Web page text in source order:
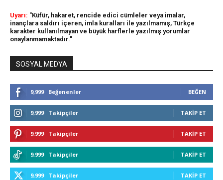
Uyarı: "Küfür, hakaret, rencide edici cümleler veya imalar,
inançlara saldırı içeren, imla kuralları ile yazılmamış, Türkçe
karakter kullanılmayan ve büyük harflerle yazılmış yorumlar
onaylanmamaktadır."
SOSYAL MEDYA
9,999 Beğenenler BEĞEN
9,999 Takipçiler TAKIP ET
9,999 Takipçiler TAKIP ET
9,999 Takipçiler TAKIP ET
9,999 Takipçiler TAKIP ET